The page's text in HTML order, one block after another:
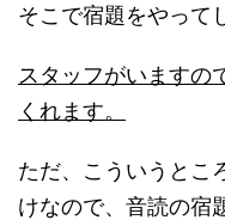
そこで宿題をやって
スタッフがいますの
くれます。
ただ、こういうとこ
けなので、音読の宿